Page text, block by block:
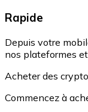
Rapide
Depuis votre
nos plateformes
Acheter des
Commencez à